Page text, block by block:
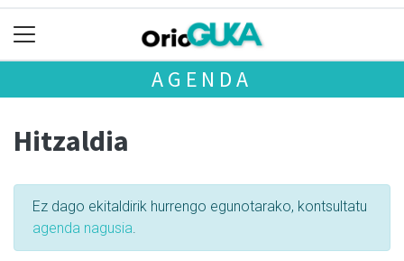
AGENDA
Hitzaldia
Ez dago ekitaldirik hurrengo egunotarako, kontsultatu
agenda nagusia